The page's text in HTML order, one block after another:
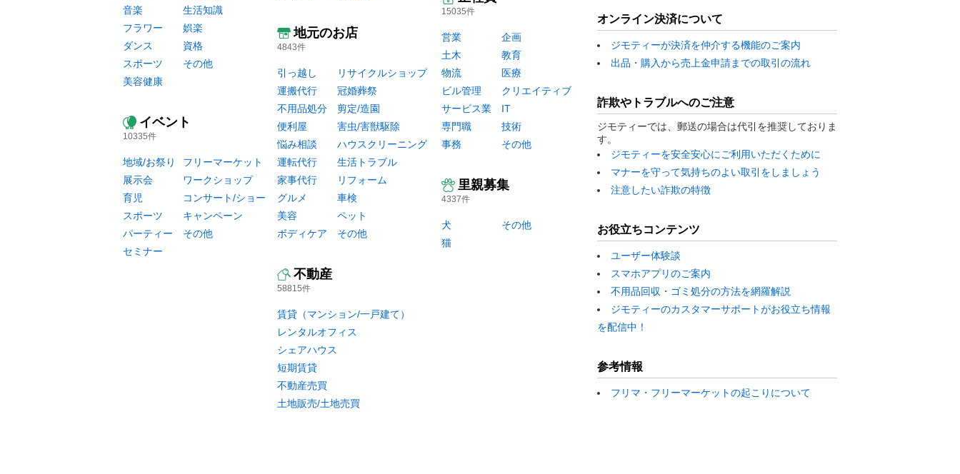
音楽
フラワー
ダンス
スポーツ
美容健康
生活知識
娯楽
資格
その他
イベント
10335件
地域/お祭り
展示会
育児
スポーツ
パーティー
セミナー
フリーマーケット
ワークショップ
コンサート/ショー
キャンペーン
その他
地元のお店
4843件
引っ越し
運搬代行
不用品処分
便利屋
悩み相談
運転代行
家事代行
グルメ
美容
ボディケア
リサイクルショップ
冠婚葬祭
剪定/造園
害虫/害獣駆除
ハウスクリーニング
生活トラブル
リフォーム
車検
ペット
その他
不動産
58815件
賃貸（マンション/一戸建て）
レンタルオフィス
シェアハウス
短期賃貸
不動産売買
土地販売/土地売買
15035件
営業
土木
物流
ビル管理
サービス業
専門職
事務
企画
教育
医療
クリエイティブ
IT
技術
その他
里親募集
4337件
犬
猫
その他
オンライン決済について
ジモティーが決済を仲介する機能のご案内
出品・購入から売上金申請までの取引の流れ
詐欺やトラブルへのご注意
ジモティーでは、郵送の場合は代引を推奨しておりま
す。
ジモティーを安全安心にご利用いただくために
マナーを守って気持ちのよい取引をしましょう
注意したい詐欺の特徴
お役立ちコンテンツ
ユーザー体験談
スマホアプリのご案内
不用品回収・ゴミ処分の方法を網羅解説
ジモティーのカスタマーサポートがお役立ち情報
を配信中！
参考情報
フリマ・フリーマーケットの起こりについて